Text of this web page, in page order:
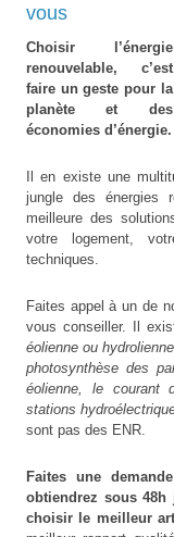
vous
Choisir l’énergie
renouvelable, c’est
faire un geste pour la
planète et des
économies d’énergie.
Il en existe une
jungle des énergies
meilleure des
votre logement,
techniques.
Faites appel à un de
vous conseiller. Il
éolienne ou
photosynthèse des
éolienne, le courant
stations
sont pas des ENR.
Faites une
obtiendrez sous 48h
choisir le meilleur